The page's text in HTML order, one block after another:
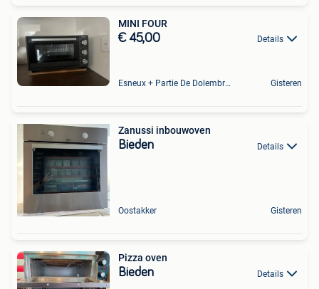
MINI FOUR
€ 45,00 Details
Esneux + Partie De Dolembreux Gisteren
Zanussi inbouwoven
Bieden Details
Oostakker Gisteren
Pizza oven
Bieden Details